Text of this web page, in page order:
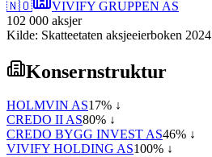
🇳🇴
VIVIFY GRUPPEN AS
102 000 aksjer
Kilde: Skatteetaten aksjeeierboken 2024
Konsernstruktur
HOLMVIN AS17% ↓
CREDO II AS80% ↓
CREDO BYGG INVEST AS46% ↓
VIVIFY HOLDING AS100% ↓